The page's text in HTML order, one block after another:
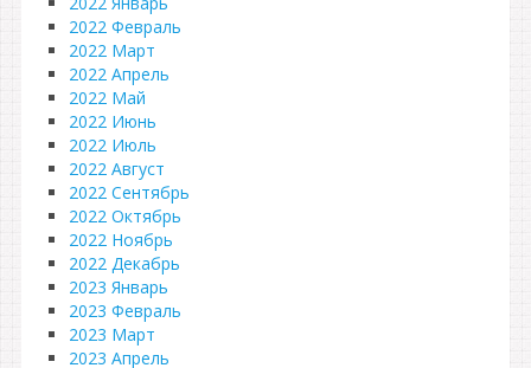
2022 Февраль
2022 Март
2022 Апрель
2022 Май
2022 Июнь
2022 Июль
2022 Август
2022 Сентябрь
2022 Октябрь
2022 Ноябрь
2022 Декабрь
2023 Январь
2023 Февраль
2023 Март
2023 Апрель